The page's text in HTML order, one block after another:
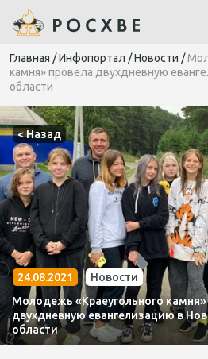
Главная /Инфопортал /Новости /
камня» провела двухдневную
области
< Назад
24.08.2021
Новости
Молодежь «Краеугольного камня»
двухдневную евангелизацию в
области